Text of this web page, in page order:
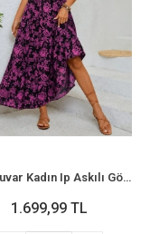
Bidebuvar Kadın Ip Askılı Göğüs Gipe Detaylı Desenli Uzun Süprem Elbise
1.699,99 TL